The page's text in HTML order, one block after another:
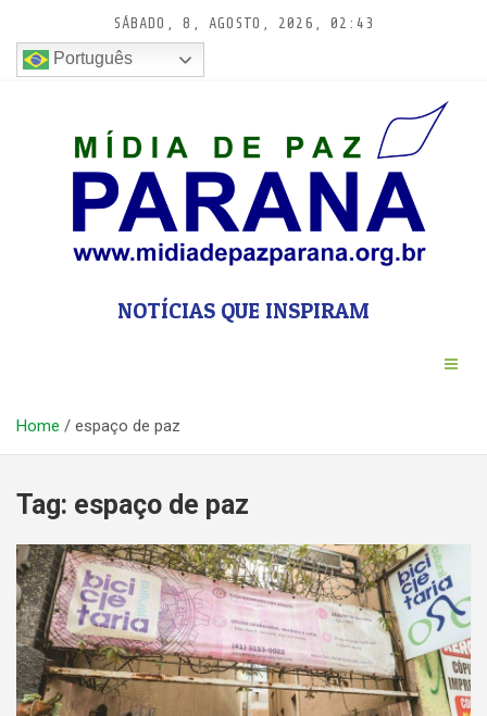
conteúdo
SÁBADO, 8, AGOSTO, 2026, 02:43
Português
NOTÍCIAS QUE INSPIRAM
Home espaço de paz
Tag: espaço de paz